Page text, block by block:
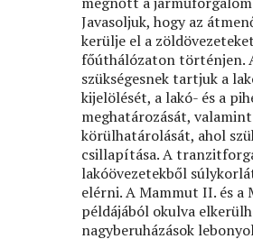
Javasoljuk, hogy az
kerülje el a
főúthálózaton történjen.
szükségesnek tartjuk a
kijelölését, a lakó- és a
meghatározását,
körülhatárolását, ahol
csillapítása. A
lakóövezetekből
elérni. A Mammut II. és a
példájából okulva
nagyberuházások